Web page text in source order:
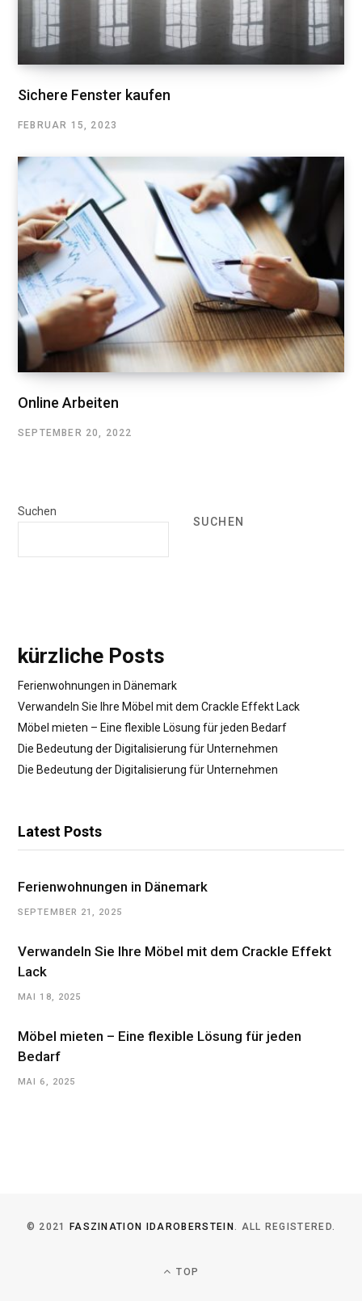
Sichere Fenster kaufen
FEBRUAR 15, 2023
Online Arbeiten
SEPTEMBER 20, 2022
Suchen
SUCHEN
kürzliche Posts
Ferienwohnungen in Dänemark
Verwandeln Sie Ihre Möbel mit dem Crackle Effekt Lack
Möbel mieten – Eine flexible Lösung für jeden Bedarf
Die Bedeutung der Digitalisierung für Unternehmen
Die Bedeutung der Digitalisierung für Unternehmen
Latest Posts
Ferienwohnungen in Dänemark
SEPTEMBER 21, 2025
Verwandeln Sie Ihre Möbel mit dem Crackle Effekt
Lack
MAI 18, 2025
Möbel mieten – Eine flexible Lösung für jeden
Bedarf
MAI 6, 2025
© 2021 FASZINATION IDAROBERSTEIN . ALL REGISTERED.
TOP